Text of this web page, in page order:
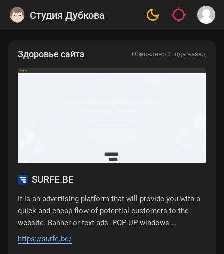
Студия Дубкова
Здоровье сайта Обновлено 2 года назад
SURFE.BE
It is an advertising platform that will provide you with a
quick and cheap flow of potential customers to the
website. Banner or text ads. POP-UP windows.
Promotional videos.
https://surfe.be/